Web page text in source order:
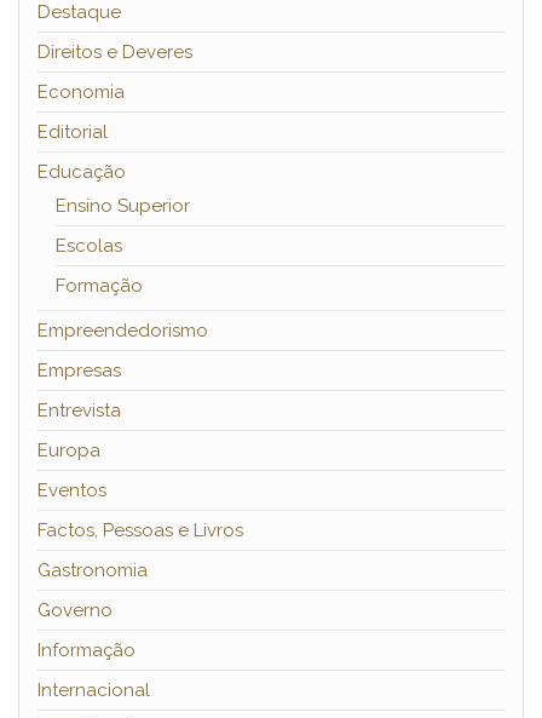
Destaque
Direitos e Deveres
Economia
Editorial
Educação
Ensino Superior
Escolas
Formação
Empreendedorismo
Empresas
Entrevista
Europa
Eventos
Factos, Pessoas e Livros
Gastronomia
Governo
Informação
Internacional